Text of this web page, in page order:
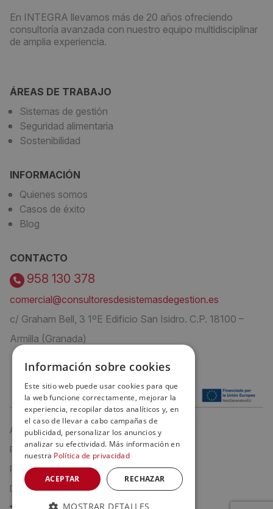
En INTEGRA llevamos más de 20 años ofreciendo
consultoría avanzada con nuestro equipo multidisciplinar
de amplia experiencia.
ÁREAS DE TRABAJO
Sistemas de gestión
Seguridad alimentaria
Sostenibilidad
INFORMACIÓN
Quienes somos
Casos de éxito
Blog
CONTACTO
958 130 378
comercial@consultoresdesistemasdegestion.es
c/ Graham Bell, 3 1ºE Edificio San Isidro. C.P. 18100 –
Armilla (Granada)
Aviso Legal
Política de privacidad
Política de cookies
Declaración de Accesibilidad
Información sobre cookies
Este sitio web puede usar cookies para que
la web funcione correctamente, mejorar la
experiencia, recopilar datos analíticos y, en
el caso de llevar a cabo campañas de
publicidad, personalizar los anuncios y
analizar su efectividad. Más información en
nuestra Política de privacidad
ACEPTAR RECHAZAR
MOSTRAR DETALLES